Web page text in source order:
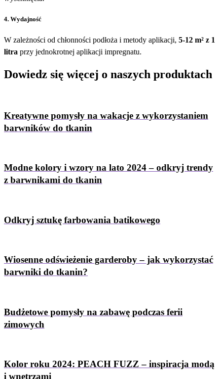
4. Wydajność
W zależności od chłonności podłoża i metody aplikacji, 5-12 m² z 1
litra przy jednokrotnej aplikacji impregnatu.
Dowiedz się więcej o naszych produktach
Kreatywne pomysły na wakacje z wykorzystaniem
barwników do tkanin
Modne kolory i wzory na lato 2024 – odkryj trendy
z barwnikami do tkanin
Odkryj sztukę farbowania batikowego
Wiosenne odświeżenie garderoby – jak wykorzystać
barwniki do tkanin?
Budżetowe pomysły na zabawę podczas ferii
zimowych
Kolor roku 2024: PEACH FUZZ – inspiracja modą
i wnętrzami